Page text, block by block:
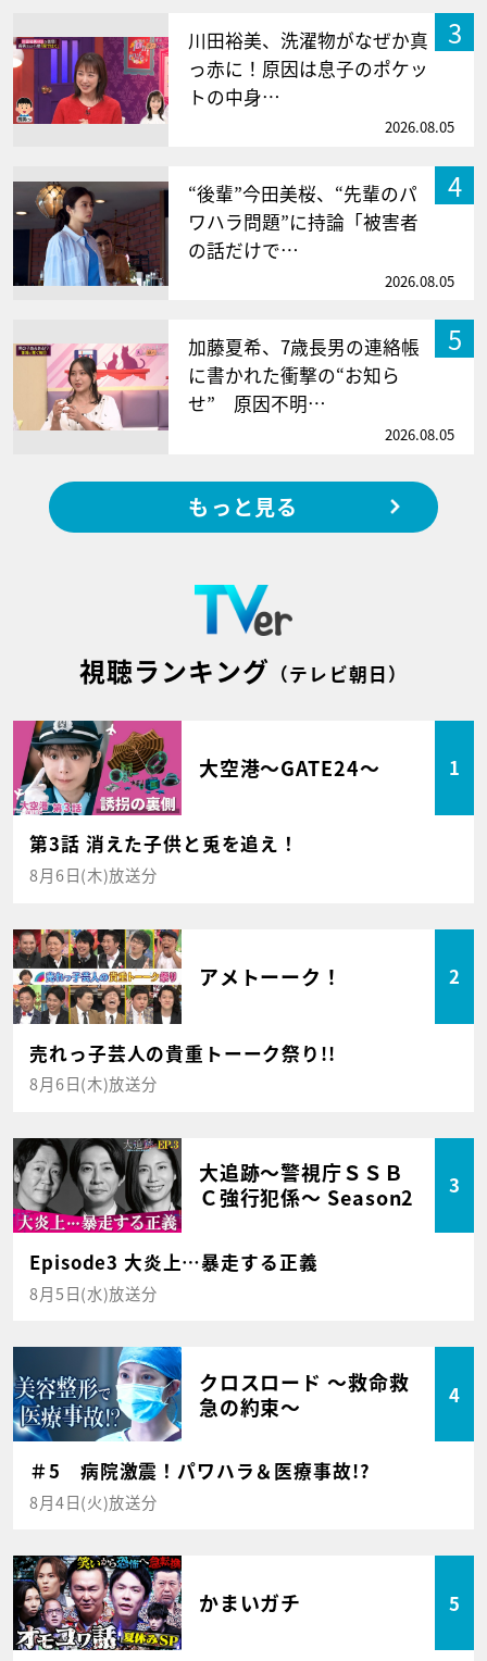
3
川田裕美、洗濯物がなぜか真
っ赤に！原因は息子のポケッ
トの中身…
2026.08.05
4
“後輩”今田美桜、“先輩のパ
ワハラ問題”に持論「被害者
の話だけで…
2026.08.05
5
加藤夏希、7歳長男の連絡帳
に書かれた衝撃の“お知ら
せ” 原因不明…
2026.08.05
もっと見る
視聴ランキング （テレビ朝日）
大空港～GATE24～ 1
第3話 消えた子供と兎を追え！
8月6日(木)放送分
アメトーーク！ 2
売れっ子芸人の貴重トーーク祭り!!
8月6日(木)放送分
大追跡～警視庁ＳＳＢ
Ｃ強行犯係～ Season2
3
Episode3 大炎上…暴走する正義
8月5日(水)放送分
クロスロード ～救命救
急の約束～
4
＃5 病院激震！パワハラ＆医療事故!?
8月4日(火)放送分
かまいガチ 5